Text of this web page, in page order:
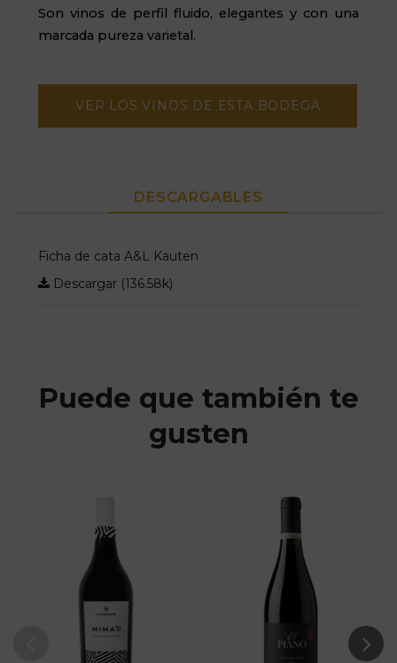
Son vinos de perfil fluido, elegantes y con una
marcada pureza varietal.
VER LOS VINOS DE ESTA BODEGA
DESCARGABLES
Ficha de cata A&L Kauten
Descargar (136.58k)
Puede que también te
gusten